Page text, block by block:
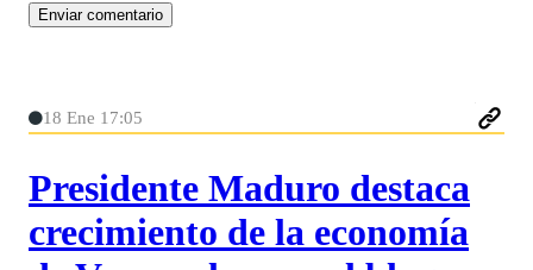
18 Ene 17:05
Presidente Maduro destaca
crecimiento de la economía